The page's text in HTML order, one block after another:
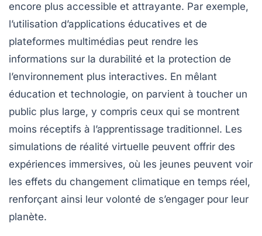
encore plus accessible et attrayante. Par exemple,
l’utilisation d’applications éducatives et de
plateformes multimédias peut rendre les
informations sur la durabilité et la protection de
l’environnement plus interactives. En mêlant
éducation et technologie, on parvient à toucher un
public plus large, y compris ceux qui se montrent
moins réceptifs à l’apprentissage traditionnel. Les
simulations de réalité virtuelle peuvent offrir des
expériences immersives, où les jeunes peuvent voir
les effets du changement climatique en temps réel,
renforçant ainsi leur volonté de s’engager pour leur
planète.